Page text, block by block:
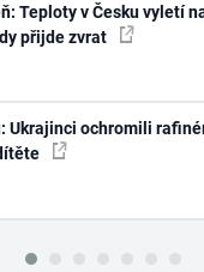
Teploty v Česku vyletí
přijde zvrat
Ukrajinci ochromili